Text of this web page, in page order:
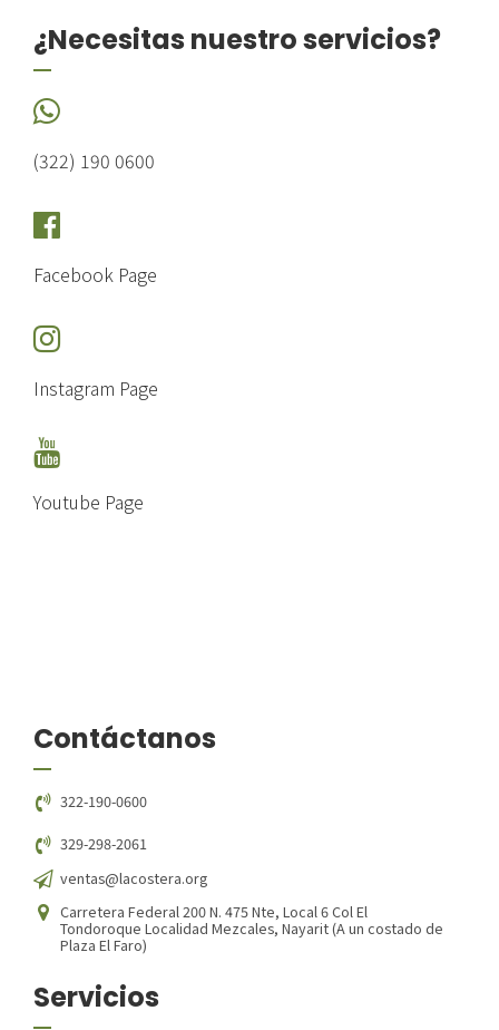
¿Necesitas nuestro servicios?
(322) 190 0600
Facebook Page
Instagram Page
Youtube Page
Contáctanos
322-190-0600
329-298-2061
ventas@lacostera.org
Carretera Federal 200 N. 475 Nte, Local 6 Col El
Tondoroque Localidad Mezcales, Nayarit (A un costado de
Plaza El Faro)
Servicios